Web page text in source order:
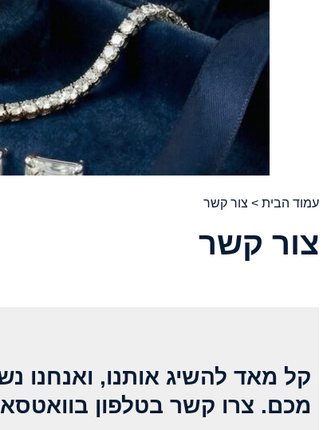
עמוד הבית > צור קשר
צור קשר
קל מאד להשיג אותנו, ואנחנו
מכם. צרו קשר בטלפון